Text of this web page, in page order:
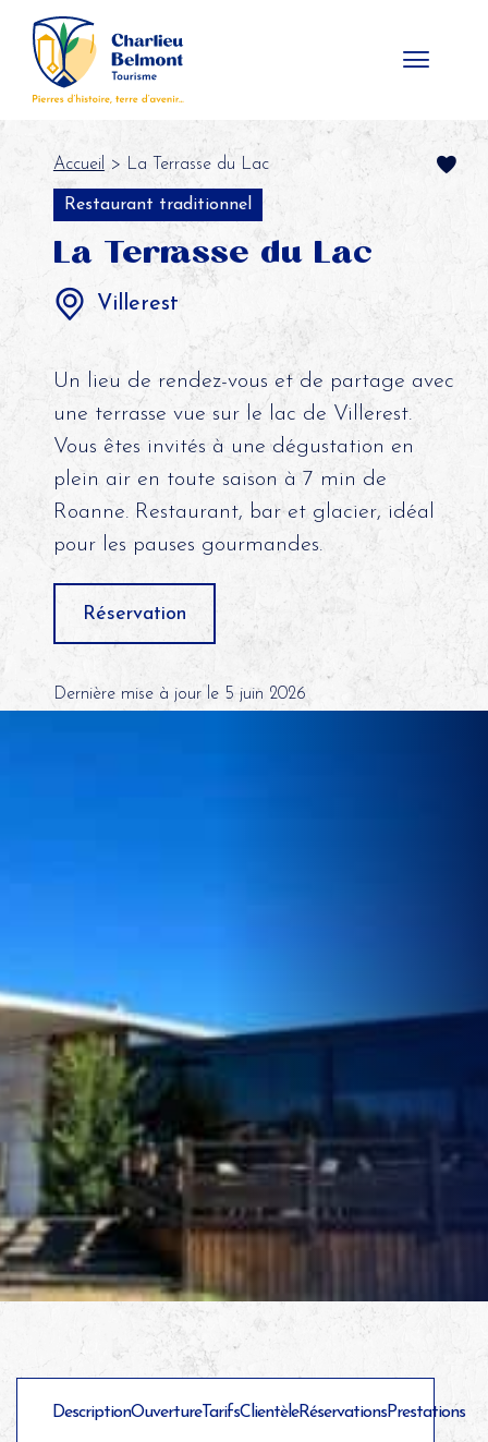
Accueil > La Terrasse du Lac
Restaurant traditionnel
La Terrasse du Lac
Villerest
Un lieu de rendez-vous et de partage avec
une terrasse vue sur le lac de Villerest.
Vous êtes invités à une dégustation en
plein air en toute saison à 7 min de
Roanne. Restaurant, bar et glacier, idéal
pour les pauses gourmandes.
Réservation
Dernière mise à jour le 5 juin 2026
DescriptionOuvertureTarifsClientèleRéservationsPrestations
Panneau de gestion des cookies